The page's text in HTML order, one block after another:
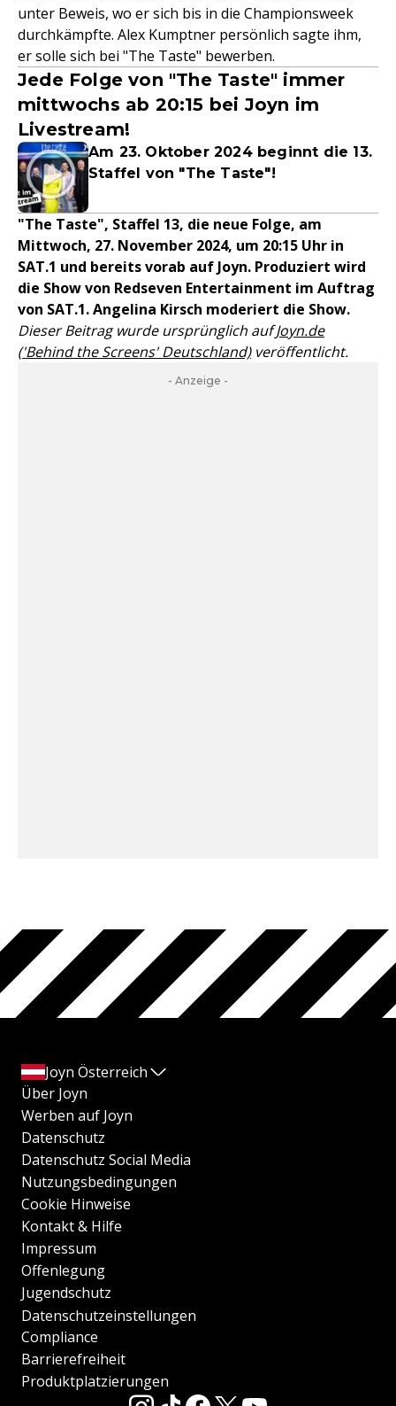
unter Beweis, wo er sich bis in die Championsweek
durchkämpfte. Alex Kumptner persönlich sagte ihm,
er solle sich bei "The Taste" bewerben.
Jede Folge von "The Taste" immer
mittwochs ab 20:15 bei Joyn im
Livestream!
Am 23. Oktober 2024 beginnt die 13.
Staffel von "The Taste"!
"The Taste", Staffel 13, die neue Folge, am
Mittwoch, 27. November 2024, um 20:15 Uhr in
SAT.1 und bereits vorab auf Joyn. Produziert wird
die Show von Redseven Entertainment im Auftrag
von SAT.1. Angelina Kirsch moderiert die Show.
Dieser Beitrag wurde ursprünglich aufJoyn.de
('Behind the Screens' Deutschland)veröffentlicht.
- Anzeige -
Joyn Österreich
Über Joyn
Werben auf Joyn
Datenschutz
Datenschutz Social Media
Nutzungsbedingungen
Cookie Hinweise
Kontakt & Hilfe
Impressum
Offenlegung
Jugendschutz
Datenschutzeinstellungen
Compliance
Barrierefreiheit
Produktplatzierungen